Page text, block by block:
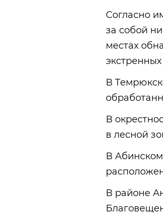
Согласно
за собой
местах
В
В
в лесной
В
В районе